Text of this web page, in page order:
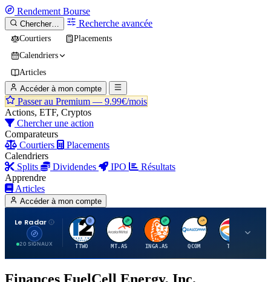
Rendement Bourse
Chercher… Recherche avancée
Courtiers
Placements
Calendriers
Articles
Accéder à mon compte
Passer au Premium — 9.99€/mois
Actions, ETF, Cryptos
Chercher une action
Comparateurs
Courtiers
Placements
Calendriers
Splits
Dividendes IPO
Résultats
Apprendre
Articles
Accéder à mon compte
Le Radar
20 SIGNAUX
T
TTWO
A
MT.AS
I
INGA.AS
Q
QCOM
T
TTE